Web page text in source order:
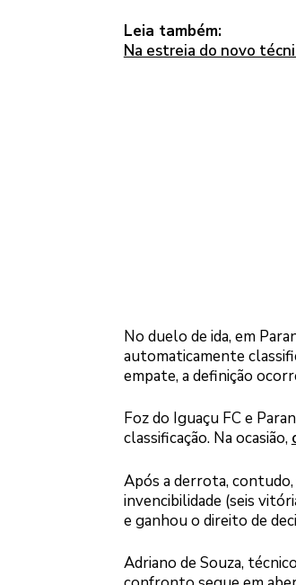
Leia também:
Na estreia do novo
No duelo de ida, em
automaticamente
empate, a definição
Foz do Iguaçu FC e
classificação. Na ocasião,
Após a derrota,
invencibilidade (seis
e ganhou o direito de
Adriano de Souza,